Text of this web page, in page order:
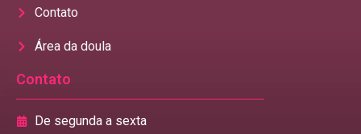
Contato
Área da doula
Contato
De segunda a sexta